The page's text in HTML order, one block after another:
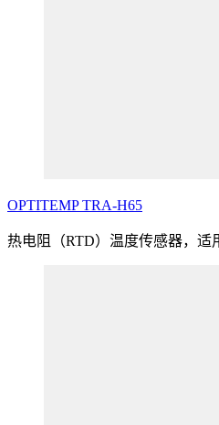
OPTITEMP TRA-H65
热电阻（RTD）温度传感器，适